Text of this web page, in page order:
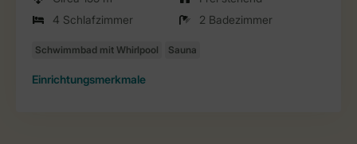
4 Schlafzimmer
2 Badezimmer
Einrichtungsmerkmale